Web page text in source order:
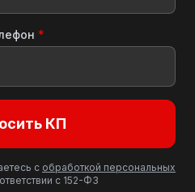
*
КП
с обработкой персональных
с 152-ФЗ